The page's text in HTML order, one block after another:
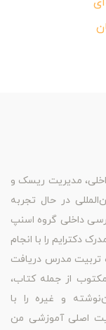
داخلی، مدیریت ریسک و
در حال تجربه
داخلی گروه اسنپ
دکترایم را با انجام
تربیت مدرس دریافت
کنار فعّالیّت حرفه‌ای، حدود 45 اثرِ مکتوب از جمله کتاب،
و غیره را با
اصلی آموزشی من